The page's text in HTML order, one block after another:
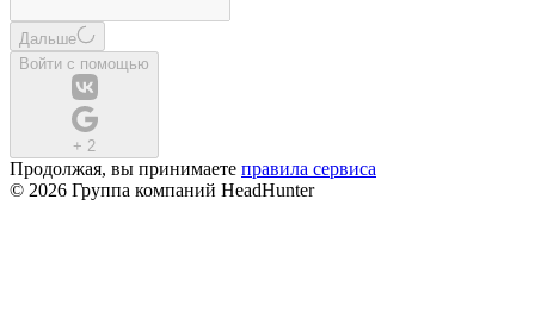
Дальше
Войти с помощью
+ 2
Продолжая, вы принимаете правила сервиса
© 2026 Группа компаний HeadHunter